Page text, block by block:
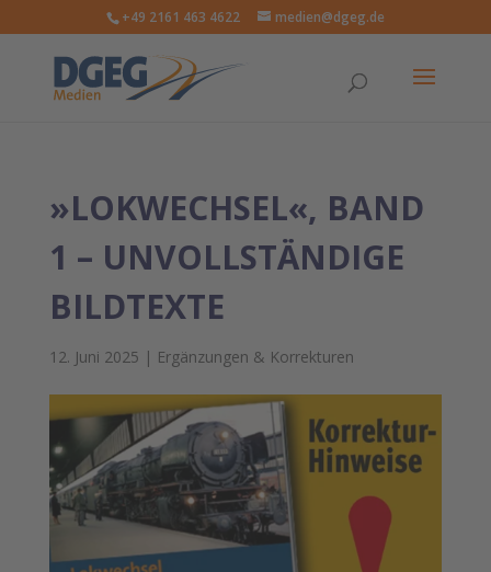
+49 2161 463 4622 medien@dgeg.de
»LOKWECHSEL«, BAND
1 – UNVOLLSTÄNDIGE
BILDTEXTE
12. Juni 2025 | Ergänzungen & Korrekturen